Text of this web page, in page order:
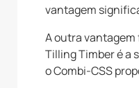
vantagem
A outra
Tilling Timber é a
o Combi-CSS